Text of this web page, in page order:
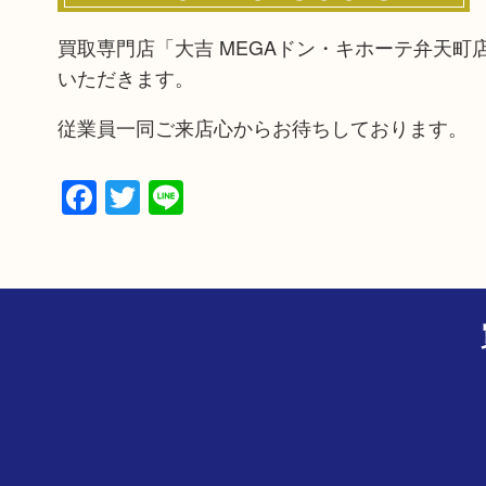
買取専門店「大吉 MEGAドン・キホーテ弁天
いただきます。
従業員一同ご来店心からお待ちしております。
Facebook
Twitter
Line